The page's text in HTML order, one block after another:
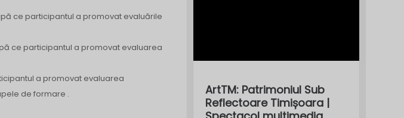
ce participantul a promovat evaluările
ce participantul a promovat evaluarea
a promovat evaluarea
de formare .
ArtTM: Patrimoniul Sub
Reflectoare Timișoara |